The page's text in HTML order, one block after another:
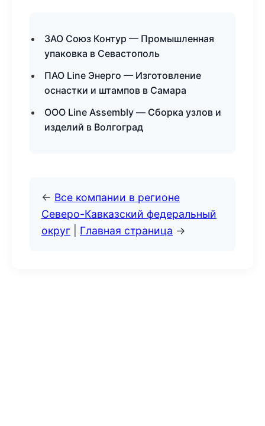
ЗАО Союз Контур — Промышленная
упаковка в Севастополь
ПАО Line Энерго — Изготовление
оснастки и штампов в Самара
ООО Line Assembly — Сборка узлов и
изделий в Волгоград
← Все компании в регионе
Северо-Кавказский федеральный
округ
Главная страница →